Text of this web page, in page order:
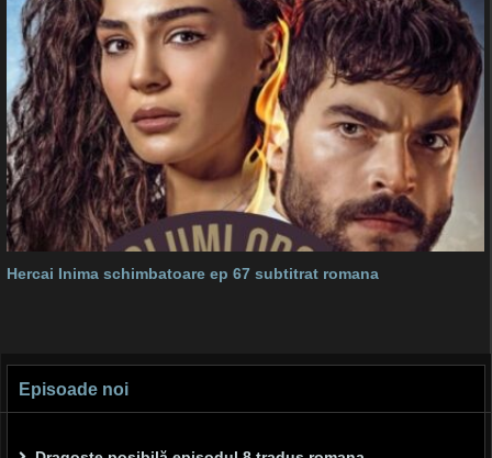
Hercai Inima schimbatoare ep 67 subtitrat romana
Episoade noi